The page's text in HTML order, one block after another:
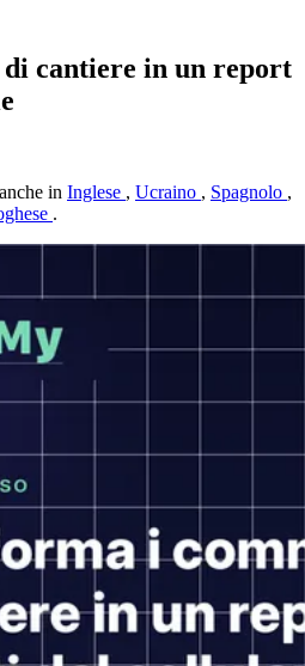
cantiere in un report
in Inglese , Ucraino , Spagnolo ,
.